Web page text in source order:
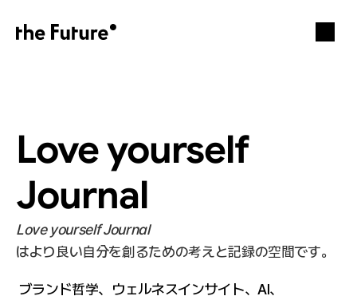
Love yourself
Journal
Love yourself Journal
はより良い自分を創るための考えと記録の空間です。
ブランド哲学、ウェルネスインサイト、AI、